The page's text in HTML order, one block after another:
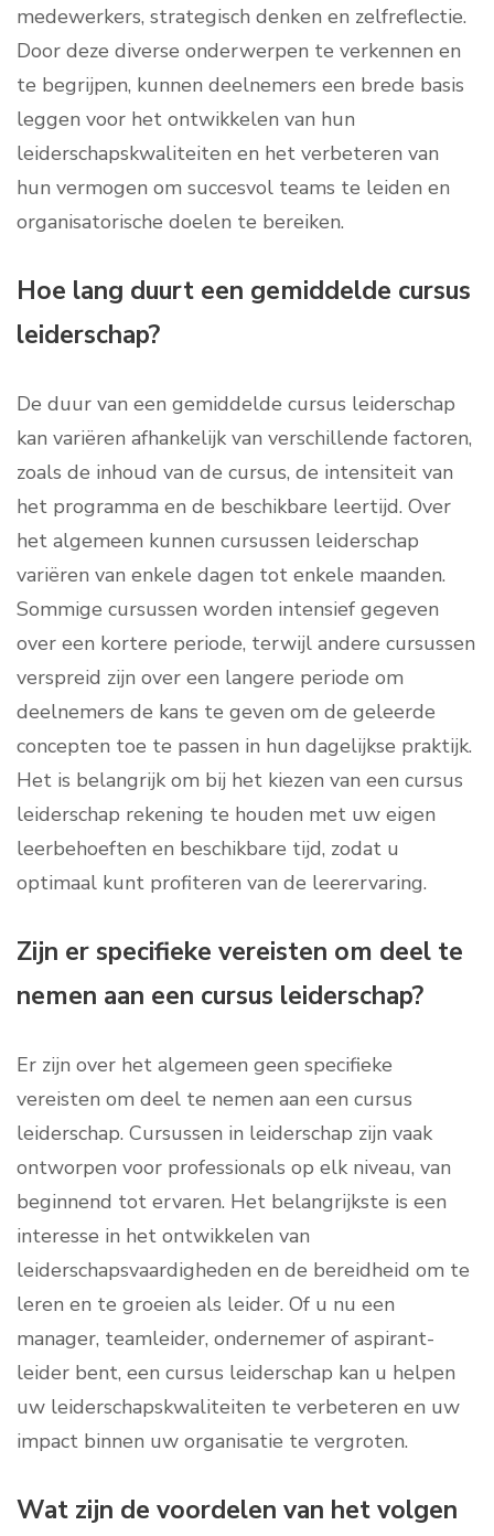
medewerkers, strategisch denken en zelfreflectie.
Door deze diverse onderwerpen te verkennen en
te begrijpen, kunnen deelnemers een brede basis
leggen voor het ontwikkelen van hun
leiderschapskwaliteiten en het verbeteren van
hun vermogen om succesvol teams te leiden en
organisatorische doelen te bereiken.
Hoe lang duurt een gemiddelde cursus
leiderschap?
De duur van een gemiddelde cursus leiderschap
kan variëren afhankelijk van verschillende factoren,
zoals de inhoud van de cursus, de intensiteit van
het programma en de beschikbare leertijd. Over
het algemeen kunnen cursussen leiderschap
variëren van enkele dagen tot enkele maanden.
Sommige cursussen worden intensief gegeven
over een kortere periode, terwijl andere cursussen
verspreid zijn over een langere periode om
deelnemers de kans te geven om de geleerde
concepten toe te passen in hun dagelijkse praktijk.
Het is belangrijk om bij het kiezen van een cursus
leiderschap rekening te houden met uw eigen
leerbehoeften en beschikbare tijd, zodat u
optimaal kunt profiteren van de leerervaring.
Zijn er specifieke vereisten om deel te
nemen aan een cursus leiderschap?
Er zijn over het algemeen geen specifieke
vereisten om deel te nemen aan een cursus
leiderschap. Cursussen in leiderschap zijn vaak
ontworpen voor professionals op elk niveau, van
beginnend tot ervaren. Het belangrijkste is een
interesse in het ontwikkelen van
leiderschapsvaardigheden en de bereidheid om te
leren en te groeien als leider. Of u nu een
manager, teamleider, ondernemer of aspirant-
leider bent, een cursus leiderschap kan u helpen
uw leiderschapskwaliteiten te verbeteren en uw
impact binnen uw organisatie te vergroten.
Wat zijn de voordelen van het volgen